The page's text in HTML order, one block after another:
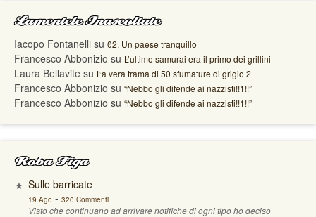
Lamentele Inascoltate
Iacopo Fontanelli su 02. Un paese tranquillo
Francesco Abbonizio su L’ultimo samurai era il primo dei grillini
Laura Bellavite su La vera trama di 50 sfumature di grigio 2
Francesco Abbonizio su “Nebbo gli difende ai nazzisti!!1!!”
Francesco Abbonizio su “Nebbo gli difende ai nazzisti!!1!!”
Roba Figa
Sulle barricate
19 Ago - 320 Commenti
Visto che continuano ad arrivare notifiche di ogni tipo ho deciso